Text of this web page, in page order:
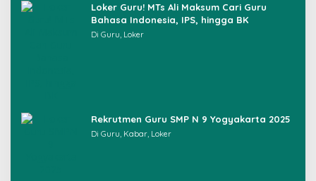
Loker Guru! MTs Ali Maksum Cari Guru
Bahasa Indonesia, IPS, hingga BK
Di Guru, Loker
Rekrutmen Guru SMP N 9 Yogyakarta 2025
Di Guru, Kabar, Loker